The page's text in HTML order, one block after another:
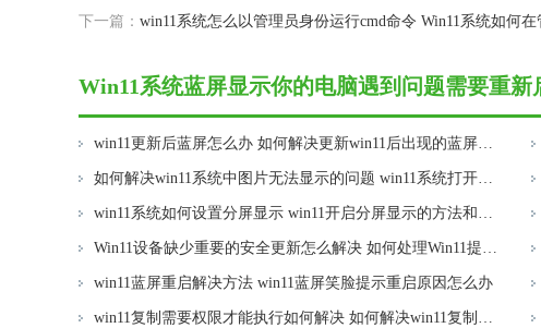
下一篇： win11系统怎么以管理员身份运行cmd命令 Win11系统如何
Win11系统蓝屏显示你的电脑遇到问题需要重
解决问题相关教程 win11更新后蓝屏怎么办 如何解决更新win11后出现的蓝屏问题
如何解决win11系统中图片无法显示的问题 win11系统打开图片出现问题怎么处理
win11系统如何设置分屏显示 win11开启分屏显示的方法和步骤
Win11设备缺少重要的安全更新怎么解决 如何处理Win11提示设备缺少重要的安全和质量更新问题
win11蓝屏重启解决方法 win11蓝屏笑脸提示重启原因怎么办
win11复制需要权限才能执行如何解决 如何解决win11复制文件提示需要权限的问题